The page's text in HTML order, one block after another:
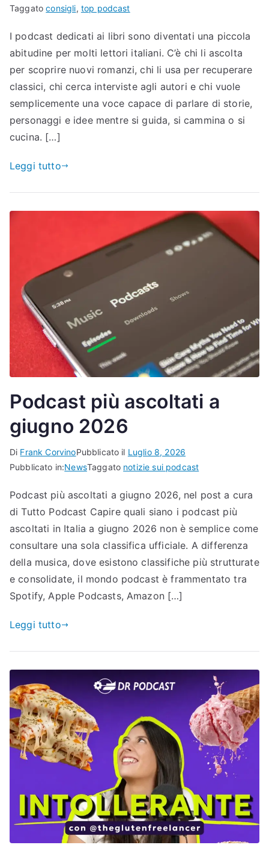
Taggatoconsigli, top podcast
I podcast dedicati ai libri sono diventati una piccola
abitudine per molti lettori italiani. C’è chi li ascolta
per scoprire nuovi romanzi, chi li usa per recuperare
classici, chi cerca interviste agli autori e chi vuole
semplicemente una voce capace di parlare di storie,
personaggi e idee mentre si guida, si cammina o si
cucina. […]
Leggi tutto
Podcast più ascoltati a
giugno 2026
Di Frank CorvinoPubblicato il Luglio 8, 2026
Pubblicato in:NewsTaggato notizie sui podcast
Podcast più ascoltati a giugno 2026, nel post a cura
di Tutto Podcast Capire quali siano i podcast più
ascoltati in Italia a giugno 2026 non è semplice come
consultare una sola classifica ufficiale. A differenza
della musica, dove esistono classifiche più strutturate
e consolidate, il mondo podcast è frammentato tra
Spotify, Apple Podcasts, Amazon […]
Leggi tutto